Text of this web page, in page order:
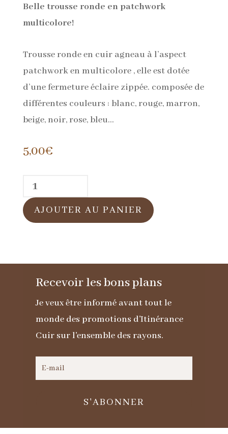
Belle trousse ronde en patchwork
multicolore!
Trousse ronde en cuir agneau à l’aspect
patchwork en multicolore , elle est dotée
d’une fermeture éclaire zippée. composée de
différentes couleurs : blanc, rouge, marron,
beige, noir, rose, bleu…
5,00€
quantité
de
Trousse
agneau
multicolore
AJOUTER AU PANIER
Recevoir les bons plans
Je veux être informé avant tout le
monde des promotions d'Itinérance
Cuir sur l'ensemble des rayons.
S'ABONNER